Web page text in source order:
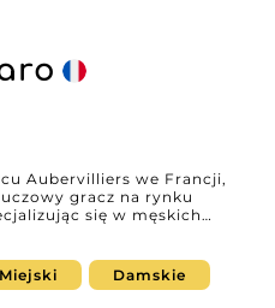
Aubervilliers we Francji,
gracz na rynku
się w męskich
wygodnych i
do
Miejski Damskie